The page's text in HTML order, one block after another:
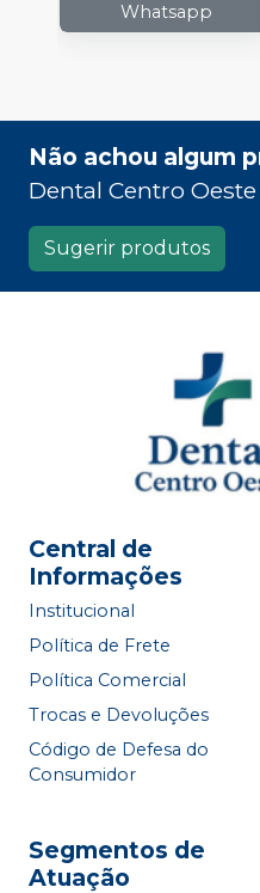
Whatsapp
Não achou algum
Dental Centro Oeste
Sugerir produtos
Central de
Informações
Institucional
Política de Frete
Política Comercial
Trocas e Devoluções
Código de Defesa do
Consumidor
Segmentos de
Atuação